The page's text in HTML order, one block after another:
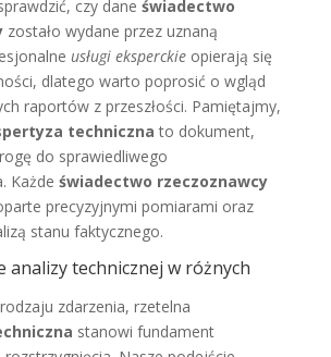
czy dane świadectwo
zostało wydane przez uznaną
usługi eksperckieopierają się
dlatego warto poprosić o wgląd
raportów z przeszłości. Pamiętajmy,
techniczna to dokument,
do sprawiedliwego
Każde świadectwo rzeczoznawcy
precyzyjnymi pomiarami oraz
stanu faktycznego.
analizy technicznej w różnych
zdarzenia, rzetelna
stanowi fundament